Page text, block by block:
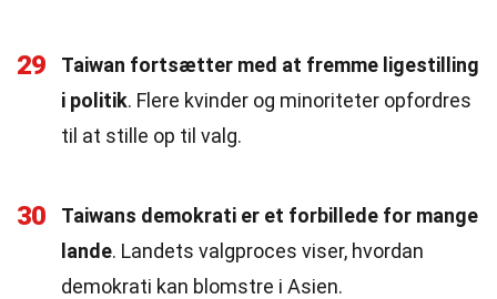
29
Taiwan fortsætter med at fremme ligestilling
i politik. Flere kvinder og minoriteter opfordres
til at stille op til valg.
30
Taiwans demokrati er et forbillede for mange
lande. Landets valgproces viser, hvordan
demokrati kan blomstre i Asien.